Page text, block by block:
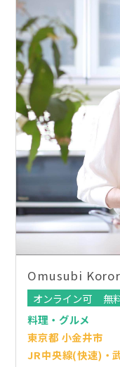
Omusubi
オンライン可
無
料理・グルメ
東京都 小金井市
JR中央線(快速)・